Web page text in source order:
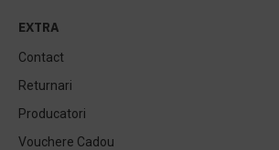
EXTRA
Contact
Returnari
Producatori
Vouchere Cadou